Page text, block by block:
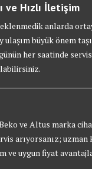
ve Hızlı İletişim
anlarda
büyük önem
her saatinde
ve Altus marka
arıyorsanız; uzman
ve uygun fiyat